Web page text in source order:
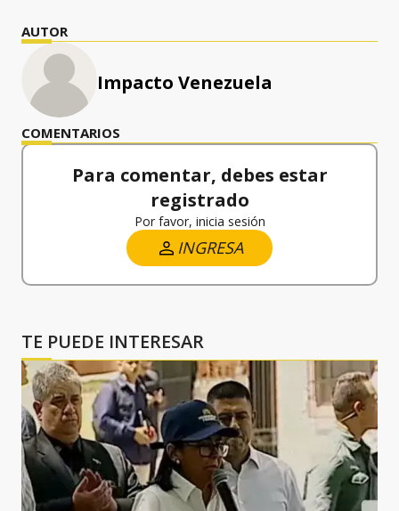
AUTOR
Impacto Venezuela
COMENTARIOS
Para comentar, debes estar
registrado
Por favor, inicia sesión
INGRESA
TE PUEDE INTERESAR